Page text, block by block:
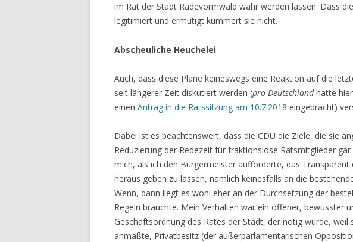
im Rat der Stadt Radevormwald wahr werden lassen. Dass
legitimiert und ermutigt kümmert sie nicht.
Abscheuliche Heuchelei
Auch, dass diese Pläne keineswegs eine Reaktion auf die
seit längerer Zeit diskutiert werden (pro Deutschlandhatte
einen Antrag in die Ratssitzung am 10.7.2018 eingebracht)
Dabei ist es beachtenswert, dass die CDU die Ziele, die sie
Reduzierung der Redezeit für fraktionslose Ratsmitglieder
mich, als ich den Bürgermeister aufforderte, das
heraus geben zu lassen, nämlich keinesfalls an die
Wenn, dann liegt es wohl eher an der Durchsetzung der
Regeln bräuchte. Mein Verhalten war ein offener, bewusster
Geschäftsordnung des Rates der Stadt, der nötig wurde,
anmaßte, Privatbesitz (der außerparlamentarischen